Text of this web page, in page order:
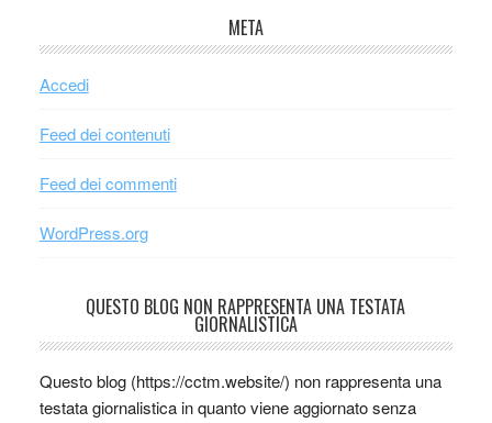
META
Accedi
Feed dei contenuti
Feed dei commenti
WordPress.org
QUESTO BLOG NON RAPPRESENTA UNA TESTATA
GIORNALISTICA
Questo blog (https://cctm.website/) non rappresenta una
testata giornalistica in quanto viene aggiornato senza